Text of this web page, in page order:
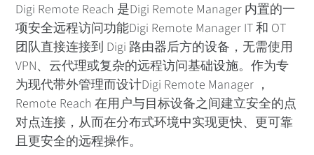
Digi Remote Reach 是Digi Remote Manager 内置的一
项安全远程访问功能Digi Remote Manager IT 和 OT
团队直接连接到 Digi 路由器后方的设备，无需使用
VPN、云代理或复杂的远程访问基础设施。作为专
为现代带外管理而设计Digi Remote Manager ，
Remote Reach 在用户与目标设备之间建立安全的点
对点连接，从而在分布式环境中实现更快、更可靠
且更安全的远程操作。